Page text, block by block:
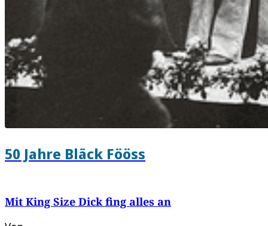
50 Jahre Bläck Fööss
Mit King Size Dick fing alles an